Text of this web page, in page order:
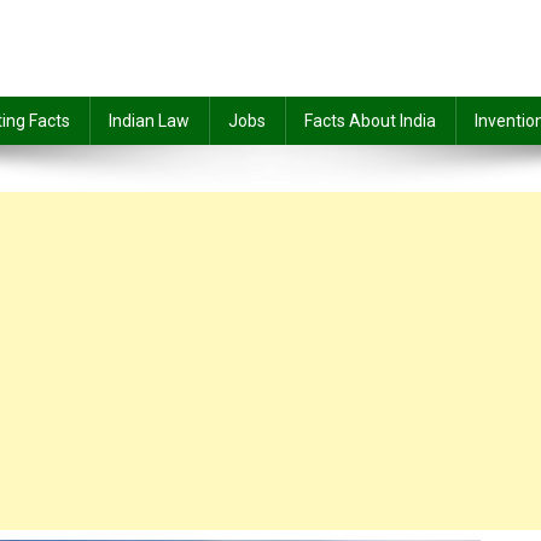
Facts Indian Law Jobs Facts About India